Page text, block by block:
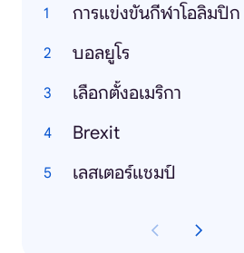
บอลยูโร
เลือกตั้งอเมริกา
Brexit
เลสเตอร์แชมป์